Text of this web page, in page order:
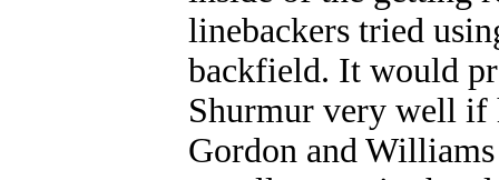
linebackers tried
backfield. It would
Shurmur very well if
Gordon and